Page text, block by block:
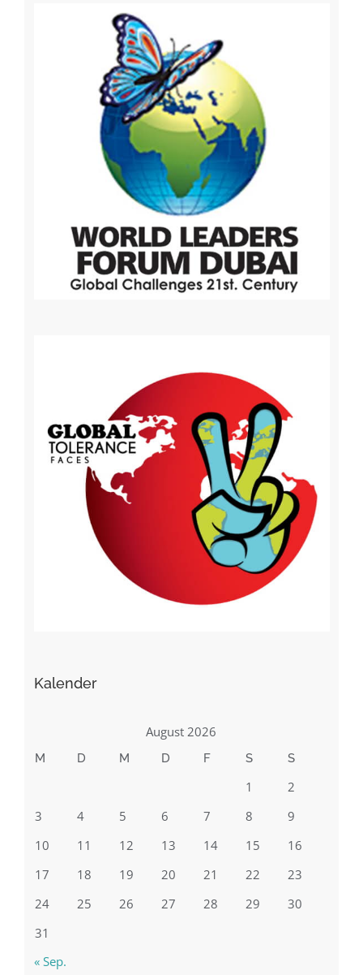
Kalender
August 2026
M D M D F S S
1
2
3
4 5 6 7 8
9
10
11 12 13 14 15
16
17
18 19 20 21 22
23
24
25 26 27 28 29
30
31
« Sep.